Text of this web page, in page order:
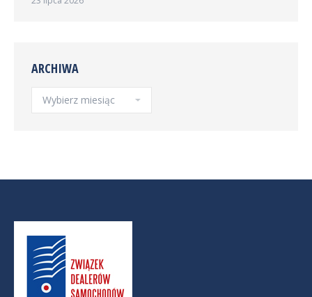
ARCHIWA
Archiwa